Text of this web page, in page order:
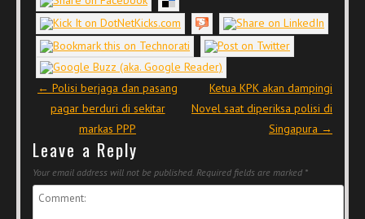
Post navigation
← Polisi berjaga dan pasang
pagar berduri di sekitar
markas PPP
Ketua KPK akan dampingi
Novel saat diperiksa polisi di
Singapura →
Leave a Reply
Your email address will not be published. Required fields are marked *